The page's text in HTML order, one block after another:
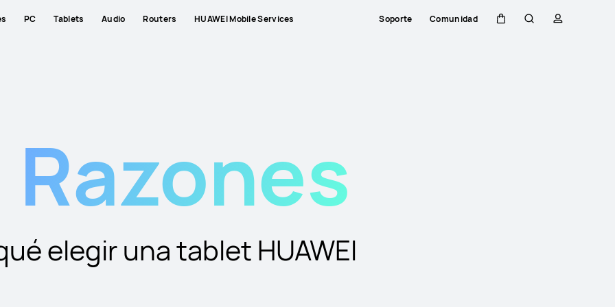
PC Tablets Audio Routers HUAWEI Mobile Services Soporte Comunidad
Razones
elegir una tablet HUAWEI